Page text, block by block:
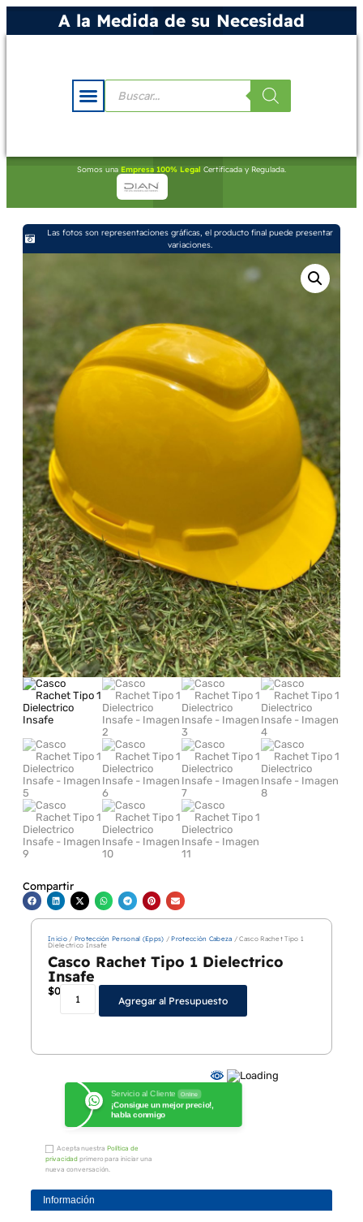
A la Medida de su Necesidad
Somos una Empresa 100% Legal Certificada y Regulada.
Las fotos son representaciones gráficas, el producto final puede presentar
variaciones.
Compartir
Inicio/ Protección Personal (Epps) /Protección Cabeza / Casco Rachet Tipo 1
Dielectrico Insafe
Casco Rachet Tipo 1 Dielectrico
Insafe
$0
Agregar al Presupuesto
Servicio al Cliente Online
¡Consigue un mejor precio!,
habla conmigo
Acepta nuestra Política de
privacidad primero para iniciar una
nueva conversación.
Información